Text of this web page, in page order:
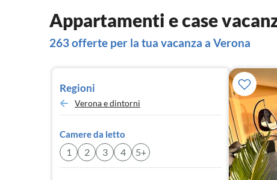
Appartamenti e case
263 offerte per la tua vacanza a Verona
Regioni
Verona e dintorni
Camere da letto
1 2 3 4 5+